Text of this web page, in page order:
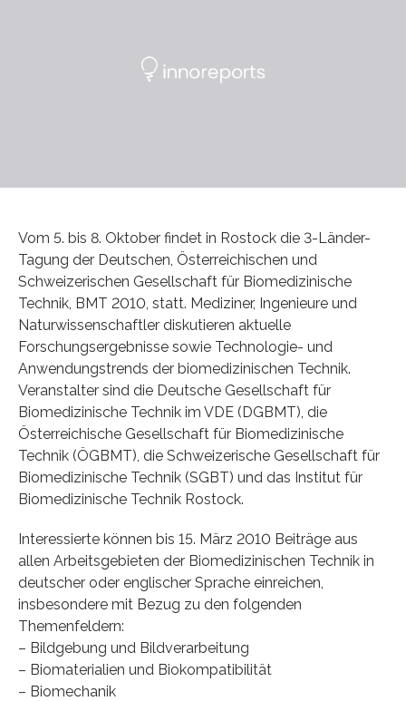
Vom 5. bis 8. Oktober findet in Rostock die 3-Länder-
Tagung der Deutschen, Österreichischen und
Schweizerischen Gesellschaft für Biomedizinische
Technik, BMT 2010, statt. Mediziner, Ingenieure und
Naturwissenschaftler diskutieren aktuelle
Forschungsergebnisse sowie Technologie- und
Anwendungstrends der biomedizinischen Technik.
Veranstalter sind die Deutsche Gesellschaft für
Biomedizinische Technik im VDE (DGBMT), die
Österreichische Gesellschaft für Biomedizinische
Technik (ÖGBMT), die Schweizerische Gesellschaft für
Biomedizinische Technik (SGBT) und das Institut für
Biomedizinische Technik Rostock.
Interessierte können bis 15. März 2010 Beiträge aus
allen Arbeitsgebieten der Biomedizinischen Technik in
deutscher oder englischer Sprache einreichen,
insbesondere mit Bezug zu den folgenden
Themenfeldern:
– Bildgebung und Bildverarbeitung
– Biomaterialien und Biokompatibilität
– Biomechanik